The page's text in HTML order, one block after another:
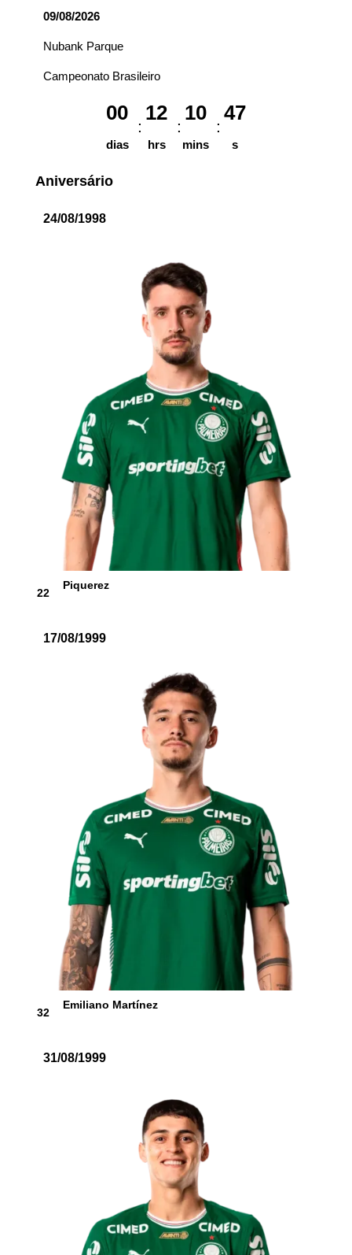
09/08/2026
Nubank Parque
Campeonato Brasileiro
00
dias
12
hrs
10
mins
47
s
Aniversário
24/08/1998
22
Piquerez
17/08/1999
32
Emiliano Martínez
31/08/1999